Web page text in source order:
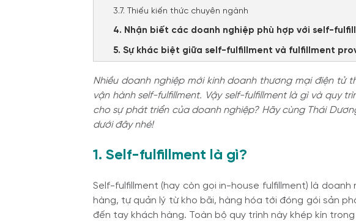
3.7. Thiếu kiến thức chuyên ngành
4. Nhận biết các doanh nghiệp phù hợp với self-
5. Sự khác biệt giữa self-fulfillment và fulfillment
Nhiều doanh nghiệp mới kinh doanh thương mại điện tử
vận hành self-fulfillment. Vậy self-fulfillment là gì và quy
cho sự phát triển của doanh nghiệp? Hãy cùng Thái
dưới đây nhé!
1. Self-fulfillment là gì?
Self-fulfillment (hay còn gọi in-house fulfillment) là
hàng, tự quản lý từ kho bãi, hàng hóa tới đóng gói sản
đến tay khách hàng. Toàn bộ quy trình này khép kín